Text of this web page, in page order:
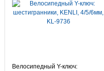
Велосипедный Y-ключ: